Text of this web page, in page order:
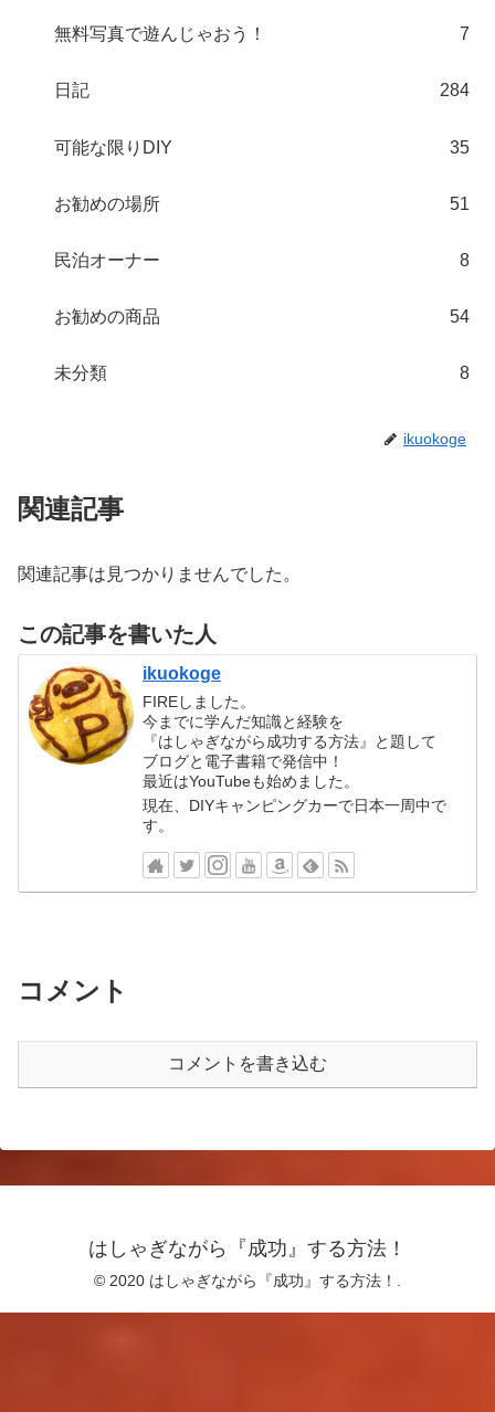
無料写真で遊んじゃおう！ 7
日記 284
可能な限りDIY 35
お勧めの場所 51
民泊オーナー 8
お勧めの商品 54
未分類 8
ikuokoge
関連記事
関連記事は見つかりませんでした。
この記事を書いた人
ikuokoge
FIREしました。
今までに学んだ知識と経験を
『はしゃぎながら成功する方法』と題して
ブログと電子書籍で発信中！
最近はYouTubeも始めました。
現在、DIYキャンピングカーで日本一周中で
す。
コメント
コメントを書き込む
はしゃぎながら『成功』する方法！
© 2020 はしゃぎながら『成功』する方法！.